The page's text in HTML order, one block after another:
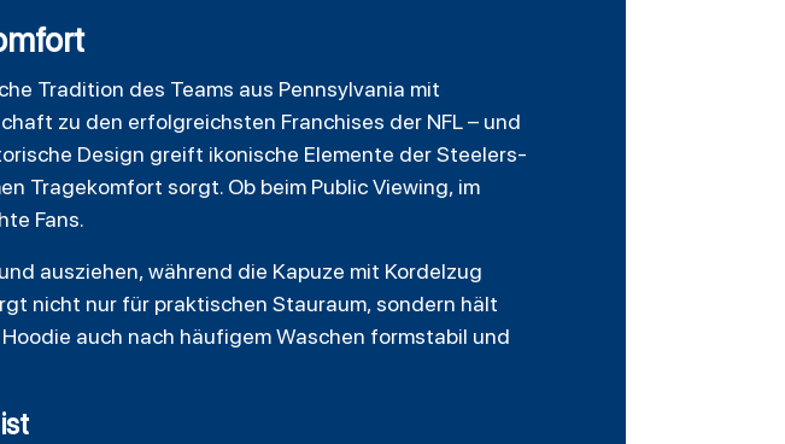
Tradition des Teams aus Pennsylvania mit
zu den erfolgreichsten Franchises der NFL – und
Design greift ikonische Elemente der Steelers-
Tragekomfort sorgt. Ob beim Public Viewing, im
Fans.
ausziehen, während die Kapuze mit Kordelzug
nicht nur für praktischen Stauraum, sondern hält
auch nach häufigem Waschen formstabil und